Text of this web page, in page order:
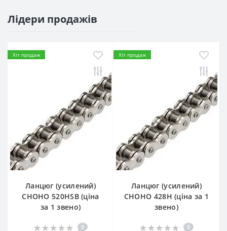
Лідери продажів
Хіт продаж
Ланцюг (усилений)
СHOHO 520HSB (ціна
за 1 звено)
0
Хіт продаж
Ланцюг (усилений)
СHOHO 428H (ціна за 1
звено)
0